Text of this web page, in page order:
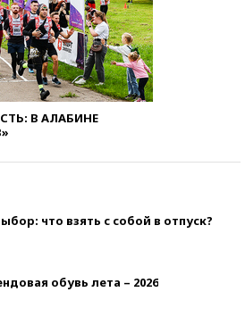
В АЛАБИНЕ
что взять с собой в отпуск?
обувь лета – 2026